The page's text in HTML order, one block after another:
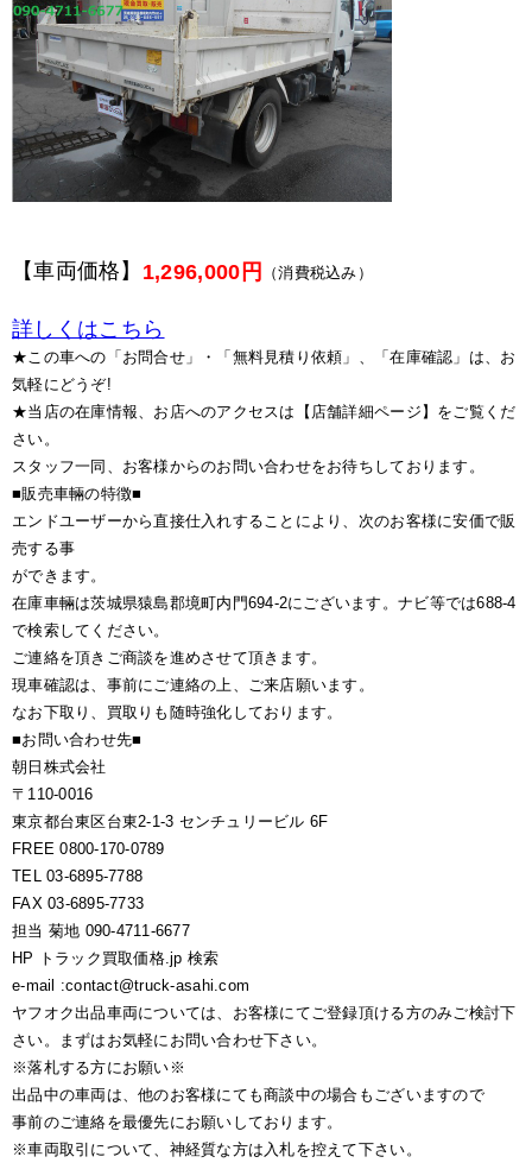
【車両価格】 1,296,000円 （消費税込み）
詳しくはこちら
★この車への「お問合せ」・「無料見積り依頼」、「在庫確認」は、お
気軽にどうぞ!
★当店の在庫情報、お店へのアクセスは【店舗詳細ページ】をご覧くだ
さい。
スタッフ一同、お客様からのお問い合わせをお待ちしております。
■販売車輛の特徴■
エンドユーザーから直接仕入れすることにより、次のお客様に安価で販
売する事
ができます。
在庫車輛は茨城県猿島郡境町内門694-2にございます。ナビ等では688-4
で検索してください。
ご連絡を頂きご商談を進めさせて頂きます。
現車確認は、事前にご連絡の上、ご来店願います。
なお下取り、買取りも随時強化しております。
■お問い合わせ先■
朝日株式会社
〒110-0016
東京都台東区台東2-1-3 センチュリービル 6F
FREE 0800-170-0789
TEL 03-6895-7788
FAX 03-6895-7733
担当 菊地 090-4711-6677
HP トラック買取価格.jp 検索
e-mail :contact@truck-asahi.com
ヤフオク出品車両については、お客様にてご登録頂ける方のみご検討下
さい。まずはお気軽にお問い合わせ下さい。
※落札する方にお願い※
出品中の車両は、他のお客様にても商談中の場合もございますので
事前のご連絡を最優先にお願いしております。
※車両取引について、神経質な方は入札を控えて下さい。